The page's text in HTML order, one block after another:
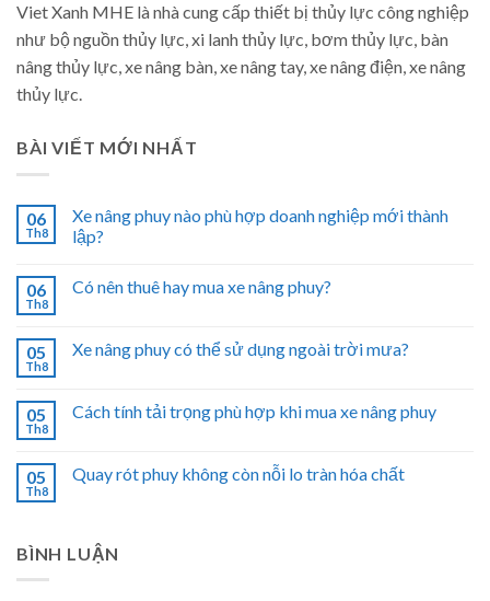
Viet Xanh MHE là nhà cung cấp thiết bị thủy lực công nghiệp
như bộ nguồn thủy lực, xi lanh thủy lực, bơm thủy lực, bàn
nâng thủy lực, xe nâng bàn, xe nâng tay, xe nâng điện, xe nâng
thủy lực.
BÀI VIẾT MỚI NHẤT
06
Th8
Xe nâng phuy nào phù hợp doanh nghiệp mới thành
lập?
06
Th8
Có nên thuê hay mua xe nâng phuy?
05
Th8
Xe nâng phuy có thể sử dụng ngoài trời mưa?
05
Th8
Cách tính tải trọng phù hợp khi mua xe nâng phuy
05
Th8
Quay rót phuy không còn nỗi lo tràn hóa chất
BÌNH LUẬN